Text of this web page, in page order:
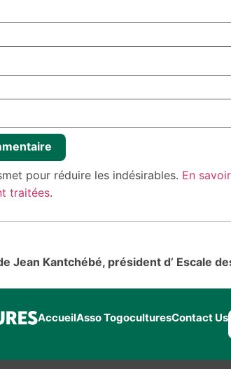
pour réduire les indésirables. En
traitées.
AccueilAsso TogoculturesContact Us